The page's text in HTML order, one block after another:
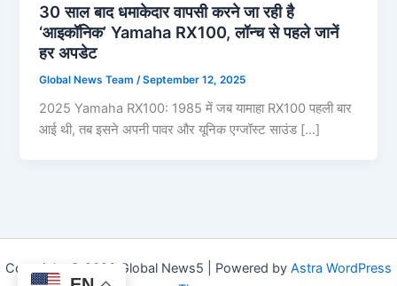
30 साल बाद धमाकेदार वापसी करने जा रही है
‘आइकॉनिक’ Yamaha RX100, लॉन्च से पहले जानें
हर अपडेट
Global News Team /September 12, 2025
2025 Yamaha RX100: 1985 में जब यामाहा RX100 पहली बार
आई थी, तब इसने अपनी पावर और यूनिक एग्जॉस्ट साउंड […]
Copyright © 2026 Global News5 | Powered by Astra WordPress